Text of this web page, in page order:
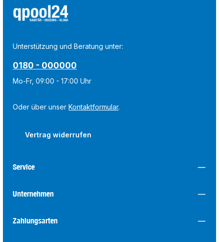
Unterstützung und Beratung unter:
0180 - 000000
Mo-Fr, 09:00 - 17:00 Uhr
Oder über unserKontaktformular.
Vertrag widerrufen
Service
Unternehmen
Zahlungsarten